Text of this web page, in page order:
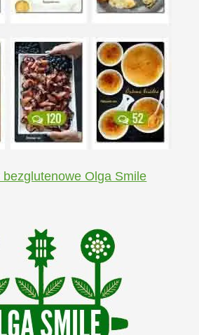
bezglutenowe Olga Smile